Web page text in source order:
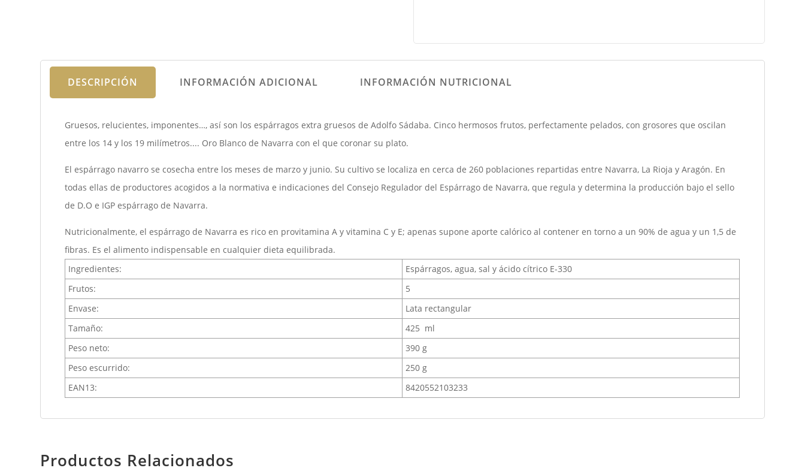
DESCRIPCIÓN INFORMACIÓN ADICIONAL INFORMACIÓN NUTRICIONAL
Gruesos, relucientes, imponentes…, así son los espárragos extra gruesos de Adolfo Sádaba. Cinco hermosos frutos, perfectamente pelados, con grosores que oscilan
entre los 14 y los 19 milímetros.... Oro Blanco de Navarra con el que coronar su plato.
El espárrago navarro se cosecha entre los meses de marzo y junio. Su cultivo se localiza en cerca de 260 poblaciones repartidas entre Navarra, La Rioja y Aragón. En
todas ellas de productores acogidos a la normativa e indicaciones del Consejo Regulador del Espárrago de Navarra, que regula y determina la producción bajo el sello
de D.O e IGP espárrago de Navarra.
Nutricionalmente, el espárrago de Navarra es rico en provitamina A y vitamina C y E; apenas supone aporte calórico al contener en torno a un 90% de agua y un 1,5 de
fibras. Es el alimento indispensable en cualquier dieta equilibrada.
Ingredientes:
Espárragos, agua, sal y ácido cítrico E-330
Frutos:
5
Envase:
Lata rectangular
Tamaño:
425 ml
Peso neto:
390 g
Peso escurrido:
250 g
EAN13:
8420552103233
Productos Relacionados